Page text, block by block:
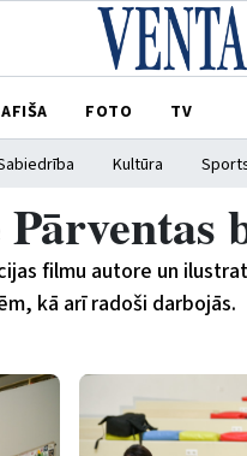
AFIŠA FOTO TV
Kultūra
filmu autore un
kā arī radoši darbojās.